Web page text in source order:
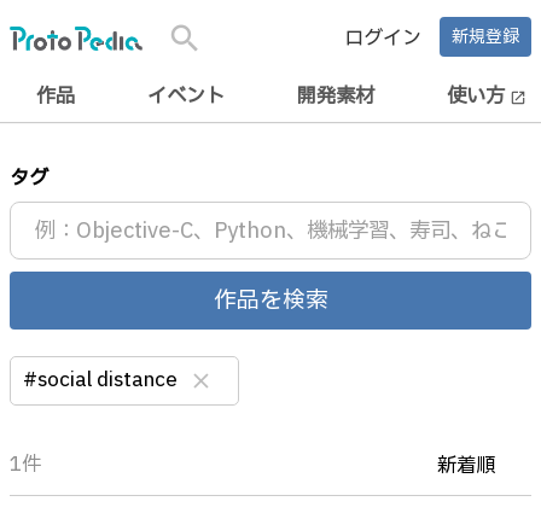
search ログイン 新規登録
作品 イベント 開発素材 使い方 open_in_new
タグ
作品を検索
#social distance clear
1件 新着順